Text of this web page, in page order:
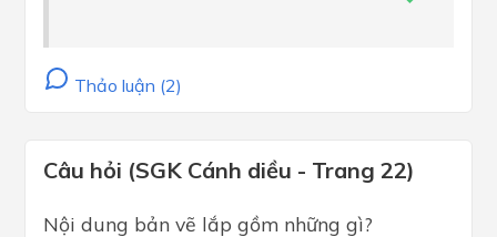
Thảo luận (2)
Câu hỏi (SGK Cánh diều - Trang 22)
Nội dung bản vẽ lắp gồm những gì?